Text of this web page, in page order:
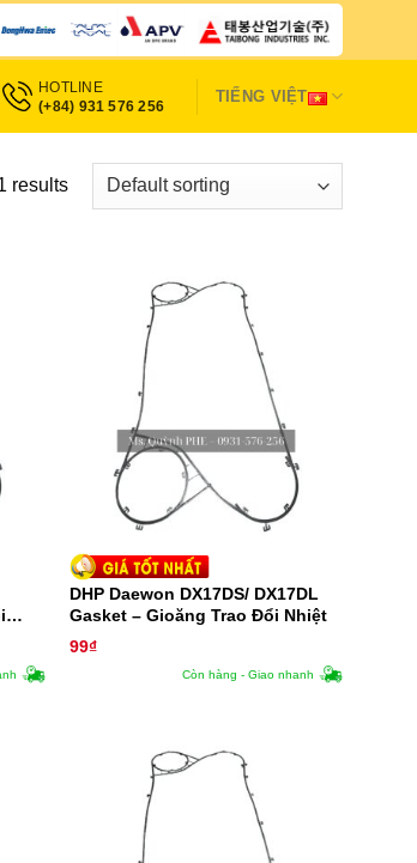
HOTLINE
(+84) 931 576 256
TIẾNG VIỆT
results
DHP Daewon DX17DS/ DX17DL
Gasket – Gioăng Trao Đổi Nhiệt
99₫
Còn hàng - Giao nhanh